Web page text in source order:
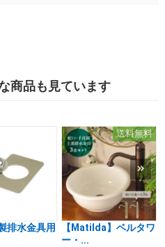
商品も見ています
排水金具用
送料無料
【Matilda】ベルタワ
ー・...